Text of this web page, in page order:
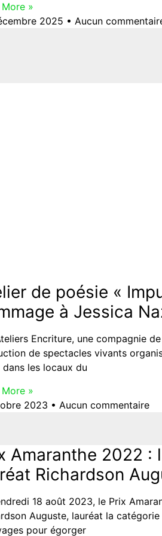
More »
2025
Aucun
de poésie «
à Jessica
Encriture, une compagnie
de spectacles vivants
les locaux du
More »
2023
Aucun commentaire
Amaranthe 2022 :
Richardson
18 août 2023, le Prix
Auguste, lauréat la
pour égorger